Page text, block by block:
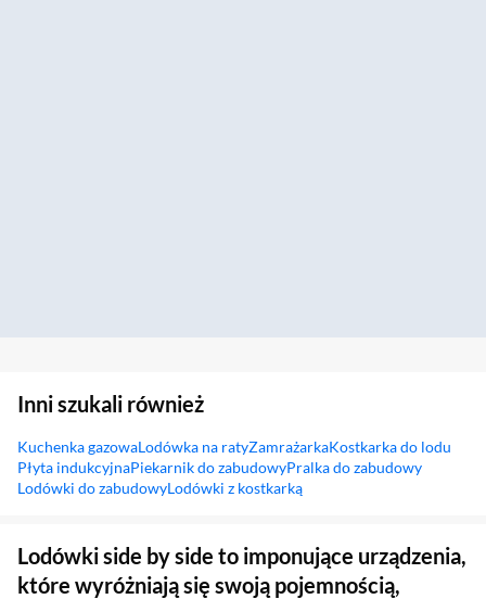
Inni szukali również
Kuchenka gazowaLodówka na ratyZamrażarkaKostkarka do lodu
Płyta indukcyjnaPiekarnik do zabudowyPralka do zabudowy
Lodówki do zabudowyLodówki z kostkarką
Lodówki side by side to imponujące urządzenia,
które wyróżniają się swoją pojemnością,